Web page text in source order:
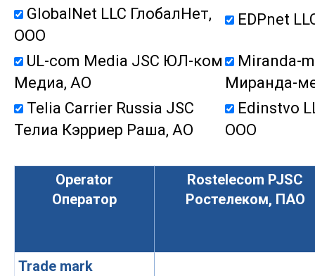
GlobalNet LLC ГлобалНет,
ООО
EDPnet
UL-com Media JSC ЮЛ-ком
Медиа, АО
Miranda-
Миранда-
Telia Carrier Russia JSC
Телиа Кэрриер Раша, АО
Edinstvо
ООО
Operator
Оператор
Rostelecom PJSC
Ростелеком, ПАО
Trade mark